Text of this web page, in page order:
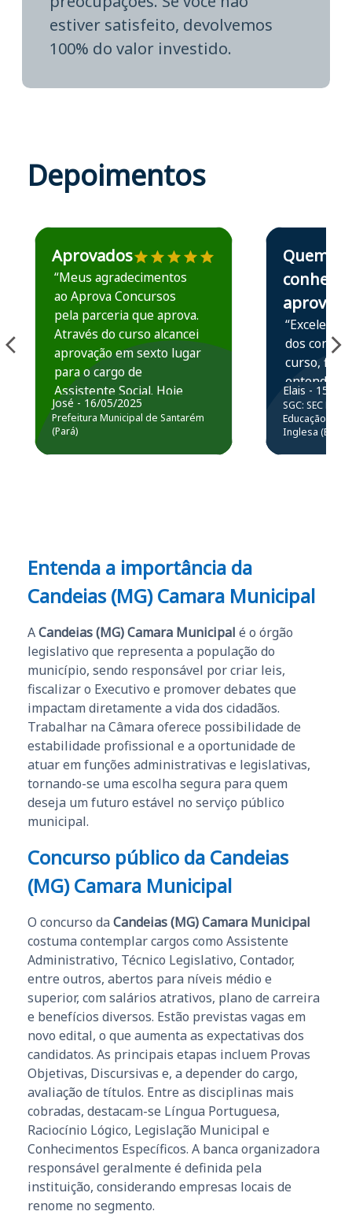
estiver satisfeito, devolvemos
100% do valor investido.
Depoimentos
Estudante José recomenda o Aprova Concursos em
Aprovados
“Meus agradecimentos
ao Aprova Concursos
pela parceria que aprova.
Através do curso alcancei
aprovação em sexto lugar
para o cargo de
Assistente Social. Hoje
estou atuando na
Prefeitura de Santarém.
José - 16/05/2025
Prefeitura Municipal de Santarém
(Pará)
Estudante Elais
Quem
conhece,
aprova
“Excelente
dos
curso,
entender e
prática
resolução
questões.”
Elais - 15/07/
SGC: SEC BA
Educação
Inglesa (Edital
Entenda a importância da
Candeias (MG) Camara Municipal
ACandeias (MG) Camara Municipal é o órgão
legislativo que representa a população do
município, sendo responsável por criar leis,
fiscalizar o Executivo e promover debates que
impactam diretamente a vida dos cidadãos.
Trabalhar na Câmara oferece possibilidade de
estabilidade profissional e a oportunidade de
atuar em funções administrativas e legislativas,
tornando-se uma escolha segura para quem
deseja um futuro estável no serviço público
municipal.
Concurso público da Candeias
(MG) Camara Municipal
O concurso da Candeias (MG) Camara Municipal
costuma contemplar cargos como Assistente
Administrativo, Técnico Legislativo, Contador,
entre outros, abertos para níveis médio e
superior, com salários atrativos, plano de carreira
e benefícios diversos. Estão previstas vagas em
novo edital, o que aumenta as expectativas dos
candidatos. As principais etapas incluem Provas
Objetivas, Discursivas e, a depender do cargo,
avaliação de títulos. Entre as disciplinas mais
cobradas, destacam-se Língua Portuguesa,
Raciocínio Lógico, Legislação Municipal e
Conhecimentos Específicos. A banca organizadora
responsável geralmente é definida pela
instituição, considerando empresas locais de
renome no segmento.